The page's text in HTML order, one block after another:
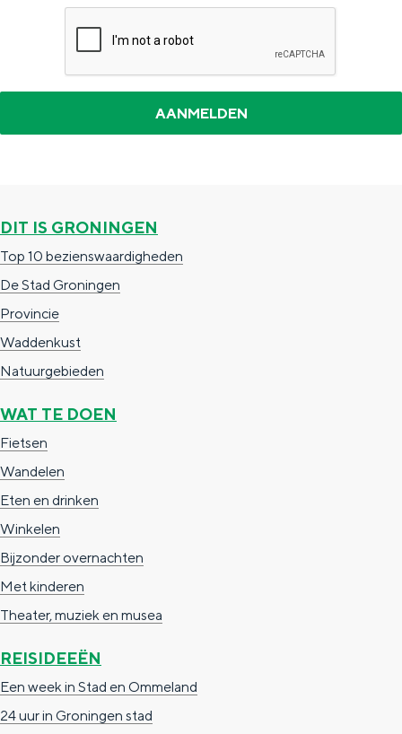
DIT IS GRONINGEN
Top 10 bezienswaardigheden
De Stad Groningen
Provincie
Waddenkust
Natuurgebieden
WAT TE DOEN
Fietsen
Wandelen
Eten en drinken
Winkelen
Bijzonder overnachten
Met kinderen
Theater, muziek en musea
REISIDEEËN
Een week in Stad en Ommeland
24 uur in Groningen stad